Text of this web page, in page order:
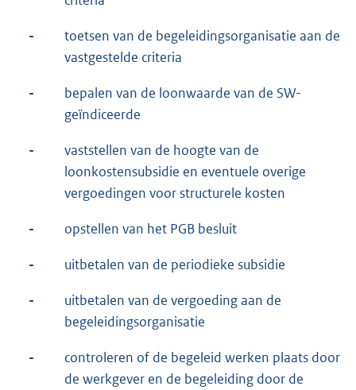
-
toetsen van de begeleidingsorganisatie aan de
vastgestelde criteria
-
bepalen van de loonwaarde van de SW-
geïndiceerde
-
vaststellen van de hoogte van de
loonkostensubsidie en eventuele overige
vergoedingen voor structurele kosten
- opstellen van het PGB besluit
- uitbetalen van de periodieke subsidie
-
uitbetalen van de vergoeding aan de
begeleidingsorganisatie
-
controleren of de begeleid werken plaats door
de werkgever en de begeleiding door de